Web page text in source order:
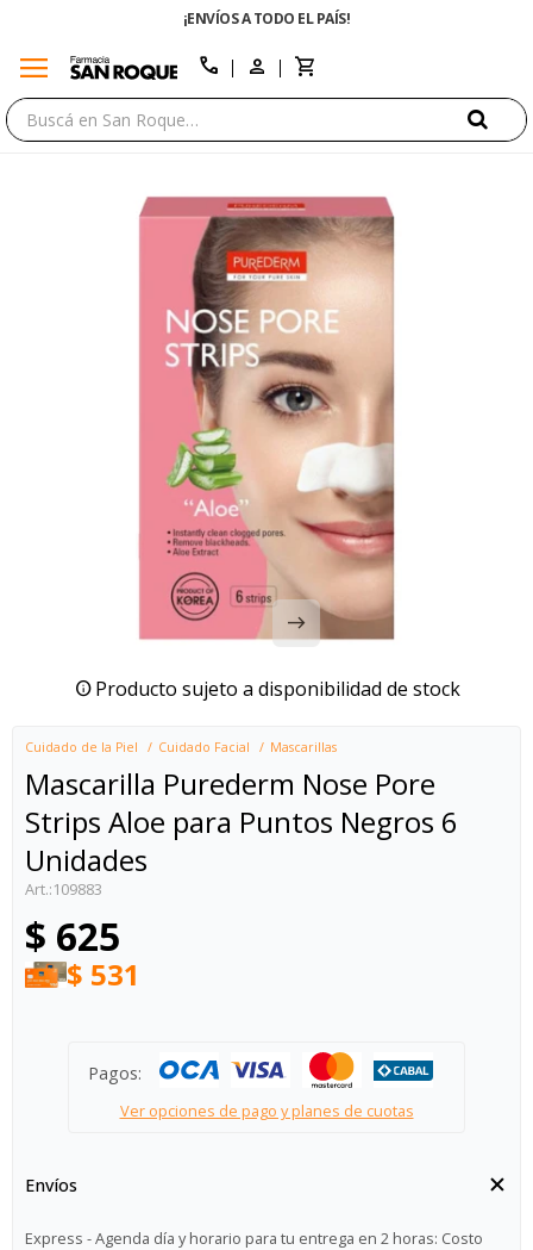
menu call
Producto sujeto a disponibilidad de stock
Cuidado de la Piel Cuidado Facial Mascarillas
Mascarilla Purederm Nose Pore
Strips Aloe para Puntos Negros 6
Unidades
109883
$ 625
$ 531
Pagos:
Ver opciones de pago y planes de cuotas
Envíos
Express - Agenda día y horario para tu entrega en 2 horas: Costo
close